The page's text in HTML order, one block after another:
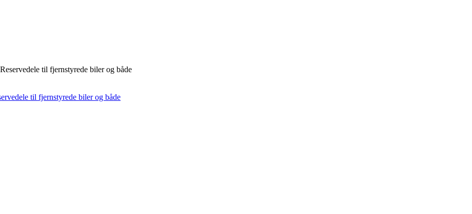
til fjernstyrede biler og både
til fjernstyrede biler og både